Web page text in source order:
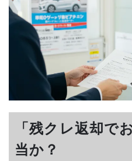
「残クレ返却で
当か？